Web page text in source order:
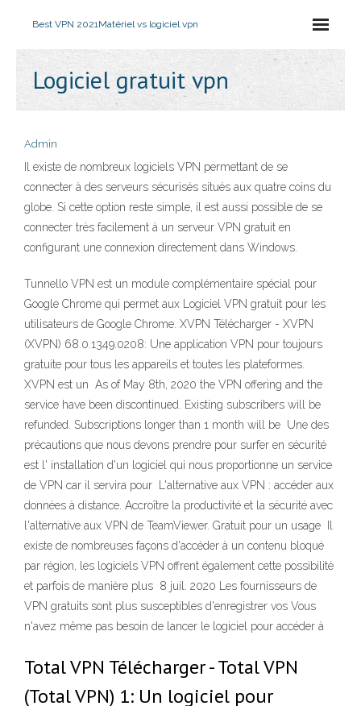
Best VPN 2021Matériel vs logiciel vpn
Logiciel gratuit vpn
Admin
Il existe de nombreux logiciels VPN permettant de se
connecter à des serveurs sécurisés situés aux quatre coins du
globe. Si cette option reste simple, il est aussi possible de se
connecter très facilement à un serveur VPN gratuit en
configurant une connexion directement dans Windows.
Tunnello VPN est un module complémentaire spécial pour
Google Chrome qui permet aux Logiciel VPN gratuit pour les
utilisateurs de Google Chrome. XVPN Télécharger - XVPN
(XVPN) 68.0.1349.0208: Une application VPN pour toujours
gratuite pour tous les appareils et toutes les plateformes.
XVPN est un As of May 8th, 2020 the VPN offering and the
service have been discontinued. Existing subscribers will be
refunded. Subscriptions longer than 1 month will be Une des
précautions que nous devons prendre pour surfer en sécurité
est l' installation d'un logiciel qui nous proportionne un service
de VPN car il servira pour L'alternative aux VPN : accéder aux
données à distance. Accroître la productivité et la sécurité avec
l'alternative aux VPN de TeamViewer. Gratuit pour un usage Il
existe de nombreuses façons d'accéder à un contenu bloqué
par région, les logiciels VPN offrent également cette possibilité
et parfois de manière plus 8 juil. 2020 Les fournisseurs de
VPN gratuits sont plus susceptibles d'enregistrer vos Vous
n'avez même pas besoin de lancer le logiciel pour accéder à
Total VPN Télécharger - Total VPN
(Total VPN) 1: Un logiciel pour